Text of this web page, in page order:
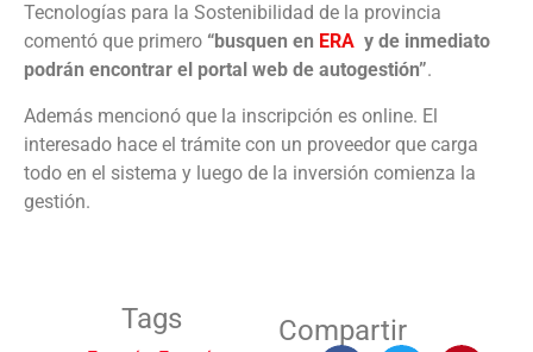
Tecnologías para la Sostenibilidad de la provincia
comentó que primero “busquen en ERA y de inmediato
podrán encontrar el portal web de autogestión”.
Además mencionó que la inscripción es online. El
interesado hace el trámite con un proveedor que carga
todo en el sistema y luego de la inversión comienza la
gestión.
Tags Compartir